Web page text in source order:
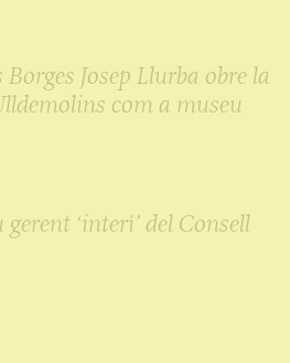
Borges Josep Llurba obre la
com a museu
‘interí’ del Consell